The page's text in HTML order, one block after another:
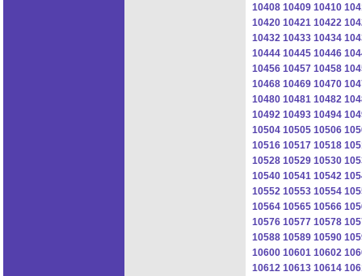
10408 10409 10410
10420 10421 10422
10432 10433 10434
10444 10445 10446
10456 10457 10458
10468 10469 10470
10480 10481 10482
10492 10493 10494
10504 10505 10506
10516 10517 10518
10528 10529 10530
10540 10541 10542
10552 10553 10554
10564 10565 10566
10576 10577 10578
10588 10589 10590
10600 10601 10602
10612 10613 10614